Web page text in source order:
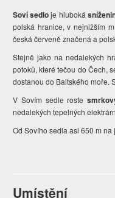
Soví sedloje hluboká
polská hranice, v nejnižším
česká červeně značená a
Stejně jako na nedalekých
potoků, které tečou do Čech,
dostanou do Baltského moře.
V Sovím sedle roste
nedalekých tepelných
Od Sovího sedla asi 650 m
Umístění